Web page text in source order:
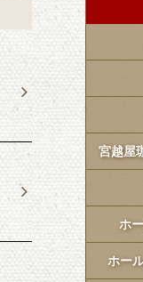
宮越屋
ホ
ホー